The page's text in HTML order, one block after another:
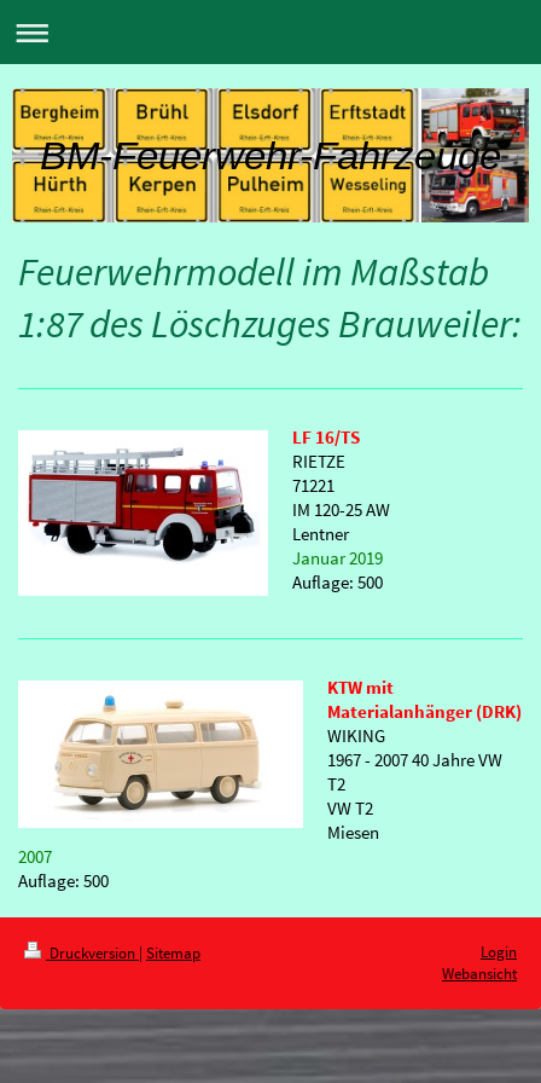
BM-Feuerwehr-Fahrzeuge
Feuerwehrmodell im Maßstab
1:87 des Löschzuges Brauweiler:
LF 16/TS
RIETZE
71221
IM 120-25 AW
Lentner
Januar 2019
Auflage: 500
KTW mit
Materialanhänger (DRK)
WIKING
1967 - 2007 40 Jahre VW
T2
VW T2
Miesen
2007
Auflage: 500
Druckversion | Sitemap
Login
Webansicht